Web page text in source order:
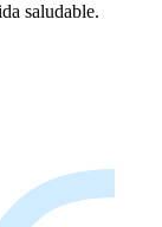
saludable.